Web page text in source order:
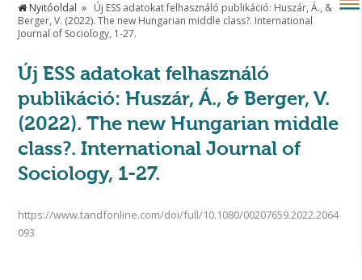
Nyitóoldal
Új ESS adatokat felhasználó publikáció: Huszár, Á., &
Berger, V. (2022). The new Hungarian middle class?. International
Journal of Sociology, 1-27.
Új ESS adatokat felhasználó
publikáció: Huszár, Á., & Berger, V.
(2022). The new Hungarian middle
class?. International Journal of
Sociology, 1-27.
https://www.tandfonline.com/doi/full/10.1080/00207659.2022.2064
093